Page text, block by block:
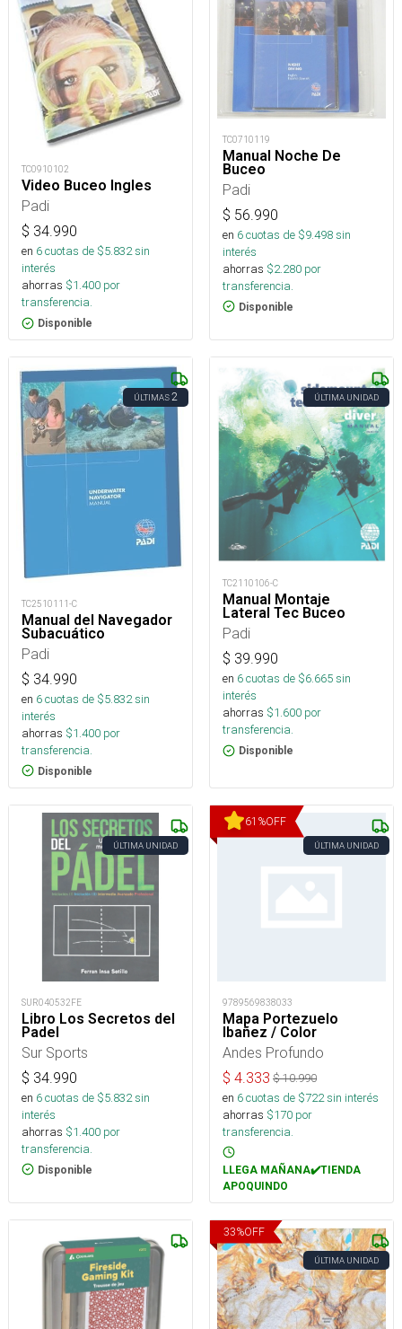
TC0910102
Video Buceo Ingles
Padi
$ 34.990
en 6cuotas de $5.832sin
interés
ahorras $1.400 por
transferencia.
Disponible
TC0710119
Manual Noche De
Buceo
Padi
$ 56.990
en 6cuotas de $9.498sin
interés
ahorras $2.280 por
transferencia.
Disponible
ÚLTIMAS2
TC2510111-C
Manual del Navegador
Subacuático
Padi
$ 34.990
en 6cuotas de $5.832sin
interés
ahorras $1.400 por
transferencia.
Disponible
ÚLTIMA UNIDAD
TC2110106-C
Manual Montaje
Lateral Tec Buceo
Padi
$ 39.990
en 6cuotas de $6.665sin
interés
ahorras $1.600 por
transferencia.
Disponible
ÚLTIMA UNIDAD
SUR040532FE
Libro Los Secretos del
Padel
Sur Sports
$ 34.990
en 6cuotas de $5.832sin
interés
ahorras $1.400 por
transferencia.
Disponible
61 %OFF
ÚLTIMA UNIDAD
9789569838033
Mapa Portezuelo
Ibañez / Color
Andes Profundo
$ 4.333 $10.990
en 6cuotas de $722sin interés
ahorras $170 por
transferencia.
LLEGA MAÑANA✔️TIENDA
APOQUINDO
33%OFF
ÚLTIMA UNIDAD